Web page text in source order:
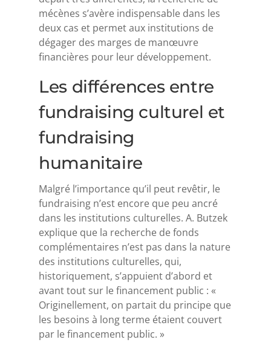
mécènes s’avère indispensable dans les
deux cas et permet aux institutions de
dégager des marges de manœuvre
financières pour leur développement.
Les différences entre
fundraising culturel et
fundraising
humanitaire
Malgré l’importance qu’il peut revêtir, le
fundraising n’est encore que peu ancré
dans les institutions culturelles. A. Butzek
explique que la recherche de fonds
complémentaires n’est pas dans la nature
des institutions culturelles, qui,
historiquement, s’appuient d’abord et
avant tout sur le financement public : «
Originellement, on partait du principe que
les besoins à long terme étaient couvert
par le financement public. »